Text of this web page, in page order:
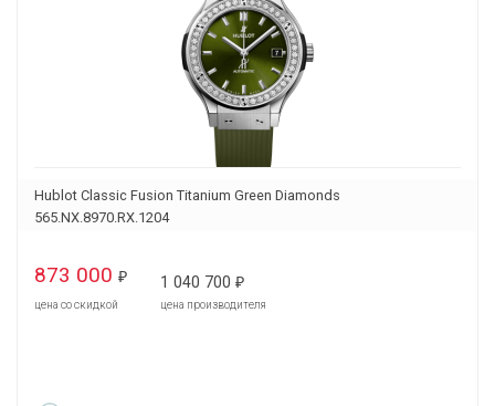
Hublot Classic Fusion Titanium Green Diamonds
565.NX.8970.RX.1204
873 000 ₽
цена со скидкой
1 040 700 ₽
цена производителя